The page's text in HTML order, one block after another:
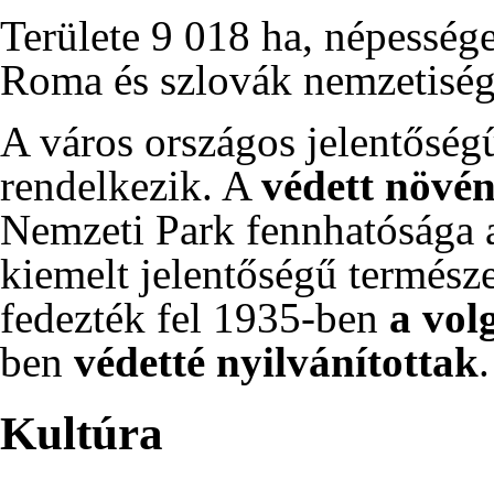
Területe 9 018 ha,
Roma és szlovák
A város országos
rendelkezik. A védett
Nemzeti Park
kiemelt jelentőségű
fedezték fel 1935-ben a
ben védetté nyilvánítottak.
Kultúra